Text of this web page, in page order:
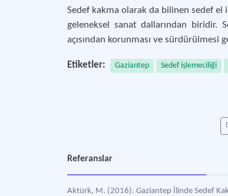
Sedef kakma olarak da bilinen sedef el
geleneksel sanat dallarından biridir.
açısından korunması ve
Etiketler: Gaziantep Sedef işlemeciliği
Referanslar
Aktürk, M. (2016). Gaziantep İlinde Sedef